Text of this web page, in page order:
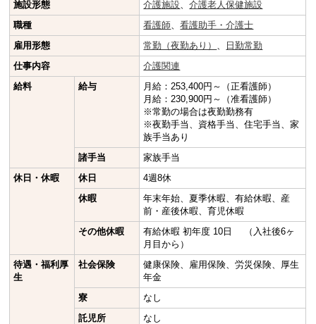
施設形態 介護施設 、介護老人保健施設
職種
看護師 、看護助手・介護士
雇用形態
常勤（夜勤あり）
日勤常勤
仕事内容
介護関連
給料
給与
月給：253,400円～（正看護師）
月給：230,900円～（准看護師）
※常勤の場合は夜勤勤務有
※夜勤手当、資格手当、住宅手当、家
族手当あり
諸手当
家族手当
休日・休暇
休日
4週8休
休暇
年末年始、夏季休暇、有給休暇、産
前・産後休暇、育児休暇
その他休暇
有給休暇 初年度 10日 （入社後6ヶ
月目から）
待遇・福利厚
生
社会保険
健康保険、雇用保険、労災保険、厚生
年金
寮
なし
託児所
なし